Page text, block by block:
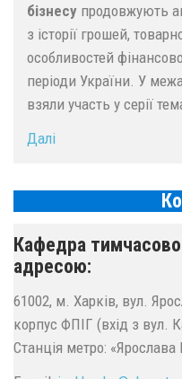
бізнесу продовжують
з історії грошей,
особливостей
періоди України. У
взяли участь у серії
Далі
Кафедра
адресою:
61002, м. Харків, вул.
корпус ФПІГ (вхід з вул.
Станція метро: